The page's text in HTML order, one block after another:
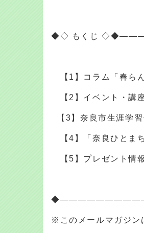
◆◇ もくじ
【1】コラム「春らん
【2】イベント・講
【3】奈良市生涯学
【4】「奈良ひとま
【5】プレゼント情報
※このメールマガジン